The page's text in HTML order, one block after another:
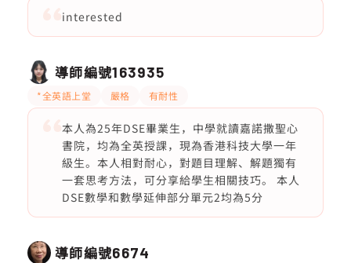
interested
導師編號163935
*全英語上堂 嚴格 有耐性
本人為25年DSE畢業生，中學就讀嘉諾撒聖心
書院，均為全英授課，現為香港科技大學一年
級生。本人相對耐心，對題目理解、解題獨有
一套思考方法，可分享給學生相關技巧。 本人
DSE數學和數學延伸部分單元2均為5分
導師編號6674